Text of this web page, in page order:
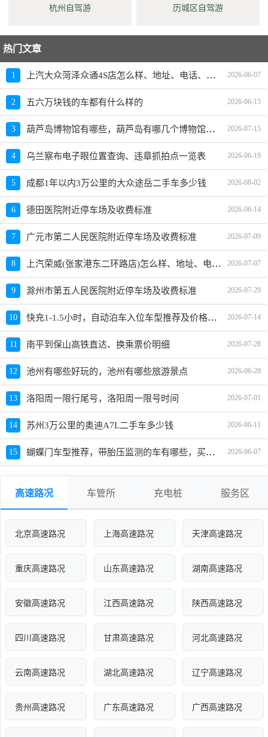
杭州自驾游 历城区自驾游
热门文章
1 上汽大众菏泽众通4S店怎么样、地址、电话、上班时间查询 2026-06-07
2 五六万块钱的车都有什么样的 2026-06-15
3 葫芦岛博物馆有哪些，葫芦岛有哪几个博物馆值得看看 2026-07-15
4 乌兰察布电子眼位置查询、违章抓拍点一览表 2026-06-19
5 成都1年以内3万公里的大众途岳二手车多少钱 2026-08-02
6 德田医院附近停车场及收费标准 2026-06-14
7 广元市第二人民医院附近停车场及收费标准 2026-07-09
8 上汽荣威(张家港东二环路店)怎么样、地址、电话、上班时间查询 2026-07-07
9 滁州市第五人民医院附近停车场及收费标准 2026-07-29
10 快充1-1.5小时，自动泊车入位车型推荐及价格，选什么车好 2026-07-14
11 南平到保山高铁直达、换乘票价明细 2026-07-28
12 池州有哪些好玩的，池州有哪些旅游景点 2026-06-28
13 洛阳周一限行尾号，洛阳周一限号时间 2026-07-01
14 苏州3万公里的奥迪A7L二手车多少钱 2026-06-11
15 蝴蝶门车型推荐，带胎压监测的车有哪些，买哪款好 2026-06-07
高速路况 车管所 充电桩 服务区
北京高速路况 上海高速路况 天津高速路况
重庆高速路况 山东高速路况 湖南高速路况
安徽高速路况 江西高速路况 陕西高速路况
四川高速路况 甘肃高速路况 河北高速路况
云南高速路况 湖北高速路况 辽宁高速路况
贵州高速路况 广东高速路况 广西高速路况